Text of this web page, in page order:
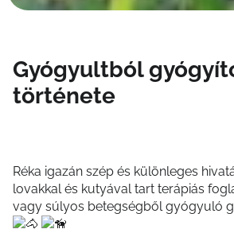
Gyógyultból
története
Réka igazán szép és különleges
lovakkal és kutyával tart terápiás
vagy súlyos betegségből gyógyuló